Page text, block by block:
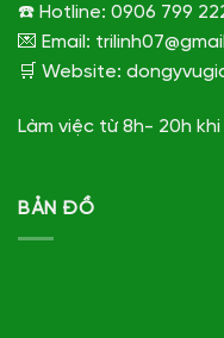
☎️ Hotline: 0906 799
💌 Email:
🛒 Website:
Làm việc từ 8h- 20h
BẢN ĐỒ